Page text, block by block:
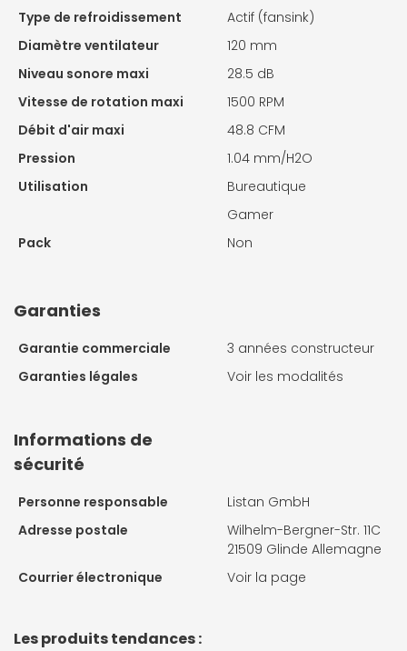
Type de refroidissement
Actif (fansink)
Diamètre ventilateur
120 mm
Niveau sonore maxi
28.5 dB
Vitesse de rotation maxi
1500 RPM
Débit d'air maxi
48.8 CFM
Pression
1.04 mm/H2O
Utilisation
Bureautique
Gamer
Pack
Non
Garanties
Garantie commerciale
3 années constructeur
Garanties légales
Voir les modalités
Informations de
sécurité
Personne responsable
Listan GmbH
Adresse postale
Wilhelm-Bergner-Str. 11C
21509 Glinde Allemagne
Courrier électronique
Voir la page
Les produits tendances :